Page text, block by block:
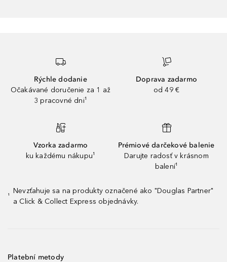
Rýchle dodanie
Očakávané doručenie za 1 až
3 pracovné dni¹
Doprava zadarmo
od 49 €
Vzorka zadarmo
ku každému nákupu¹
Prémiové darčekové balenie
Darujte radosť v krásnom
balení¹
¹
Nevzťahuje sa na produkty označené ako "Douglas Partner"
a Click & Collect Express objednávky.
Platební metody